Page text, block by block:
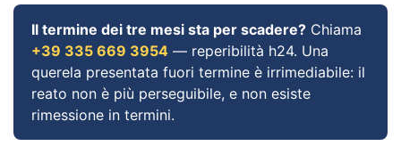
Il termine dei tre mesi sta per scadere? Chiama
+39 335 669 3954 — reperibilità h24. Una
querela presentata fuori termine è irrimediabile: il
reato non è più perseguibile, e non esiste
rimessione in termini.